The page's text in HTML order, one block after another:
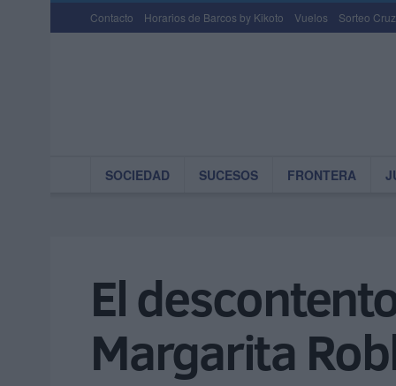
Contacto Horarios de Barcos by Kikoto Vuelos Sorteo
SOCIEDAD SUCESOS FRONTERA
El
Margarita